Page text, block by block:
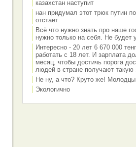
казахстан наступит
нан придумал этот трюк путин
отстает
Всё что нужно знать про наше
нужно только на себя. Не будет
Интересно - 20 лет 6 670 000
работать с 18 лет. И зарплата
месяц, чтобы достичь порога
людей в стране получают такую
Не ну, а что? Круто же!
Экологично